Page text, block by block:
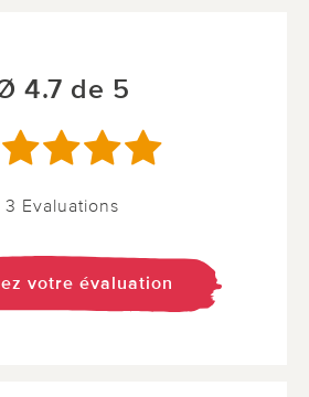
4.7 de 5
3 Evaluations
votre évaluation